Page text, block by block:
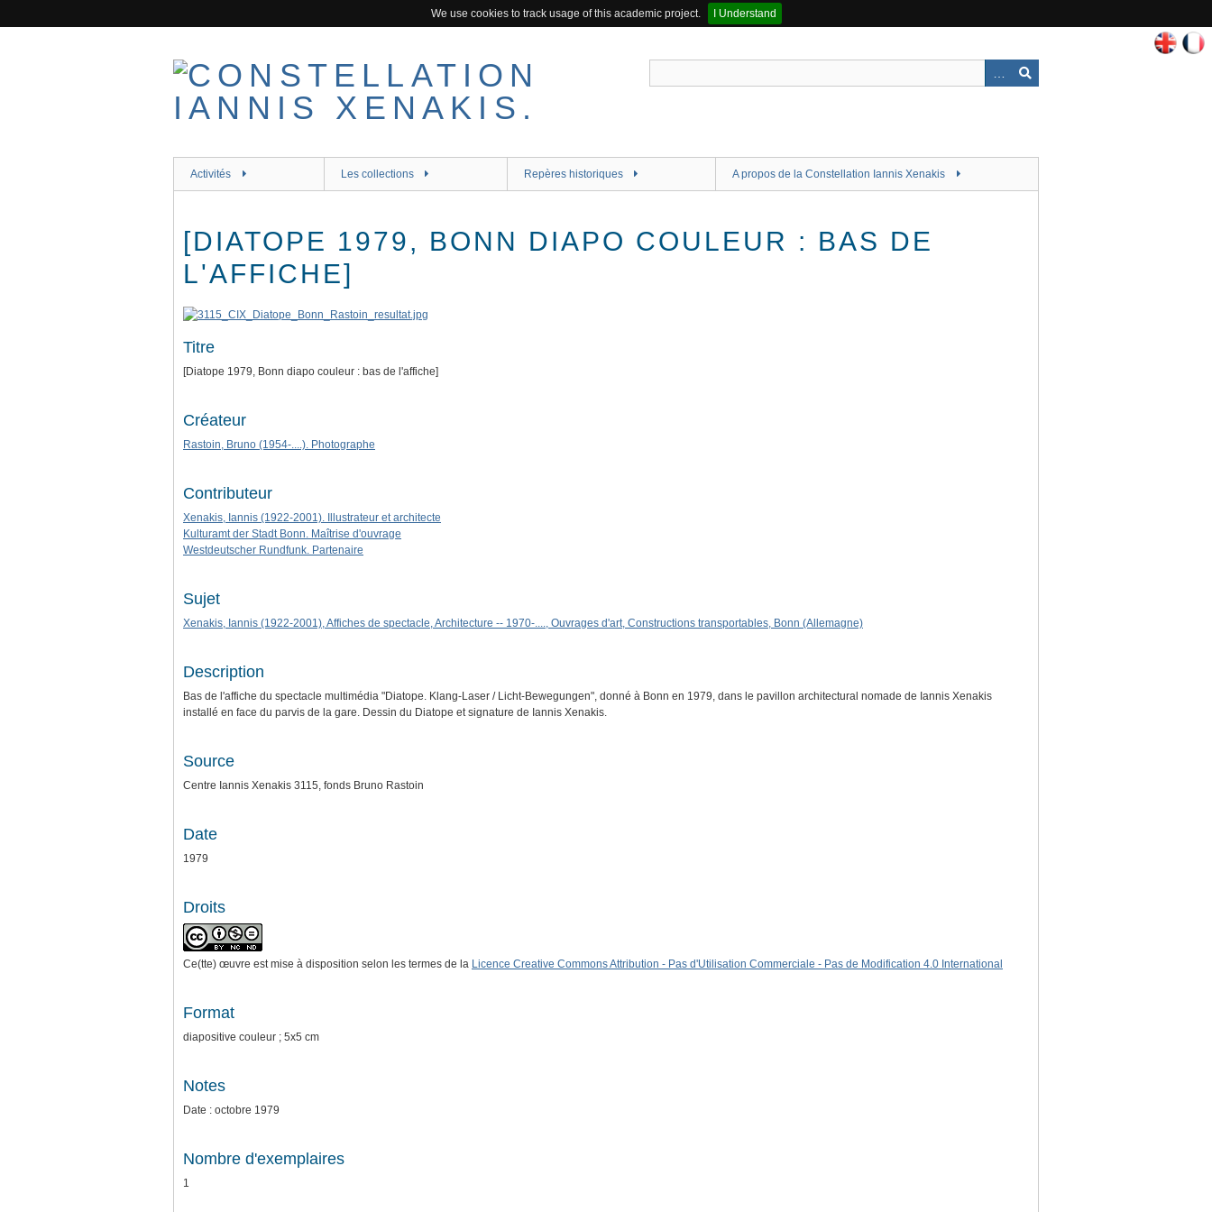
We use cookies to track usage of this academic project.
I Understand
Activités Les collections Repères historiques A propos de la Constellation Iannis Xenakis
[DIATOPE 1979, BONN DIAPO COULEUR : BAS DE
L'AFFICHE]
Titre
[Diatope 1979, Bonn diapo couleur : bas de l'affiche]
Créateur
Rastoin, Bruno (1954-....). Photographe
Contributeur
Xenakis, Iannis (1922-2001). Illustrateur et architecte
Kulturamt der Stadt Bonn. Maîtrise d'ouvrage
Westdeutscher Rundfunk. Partenaire
Sujet
Xenakis, Iannis (1922-2001), Affiches de spectacle, Architecture -- 1970-...., Ouvrages d'art, Constructions transportables, Bonn (Allemagne)
Description
Bas de l'affiche du spectacle multimédia "Diatope. Klang-Laser / Licht-Bewegungen", donné à Bonn en 1979, dans le pavillon architectural nomade de Iannis Xenakis
installé en face du parvis de la gare. Dessin du Diatope et signature de Iannis Xenakis.
Source
Centre Iannis Xenakis 3115, fonds Bruno Rastoin
Date
1979
Droits
Ce(tte) œuvre est mise à disposition selon les termes de la Licence Creative Commons Attribution - Pas d'Utilisation Commerciale - Pas de Modification 4.0 International
Format
diapositive couleur ; 5x5 cm
Notes
Date : octobre 1979
Nombre d'exemplaires
1